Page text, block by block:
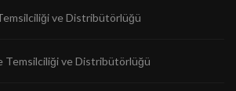
ve Distribütörlüğü
Temsilciliği ve Distribütörlüğü